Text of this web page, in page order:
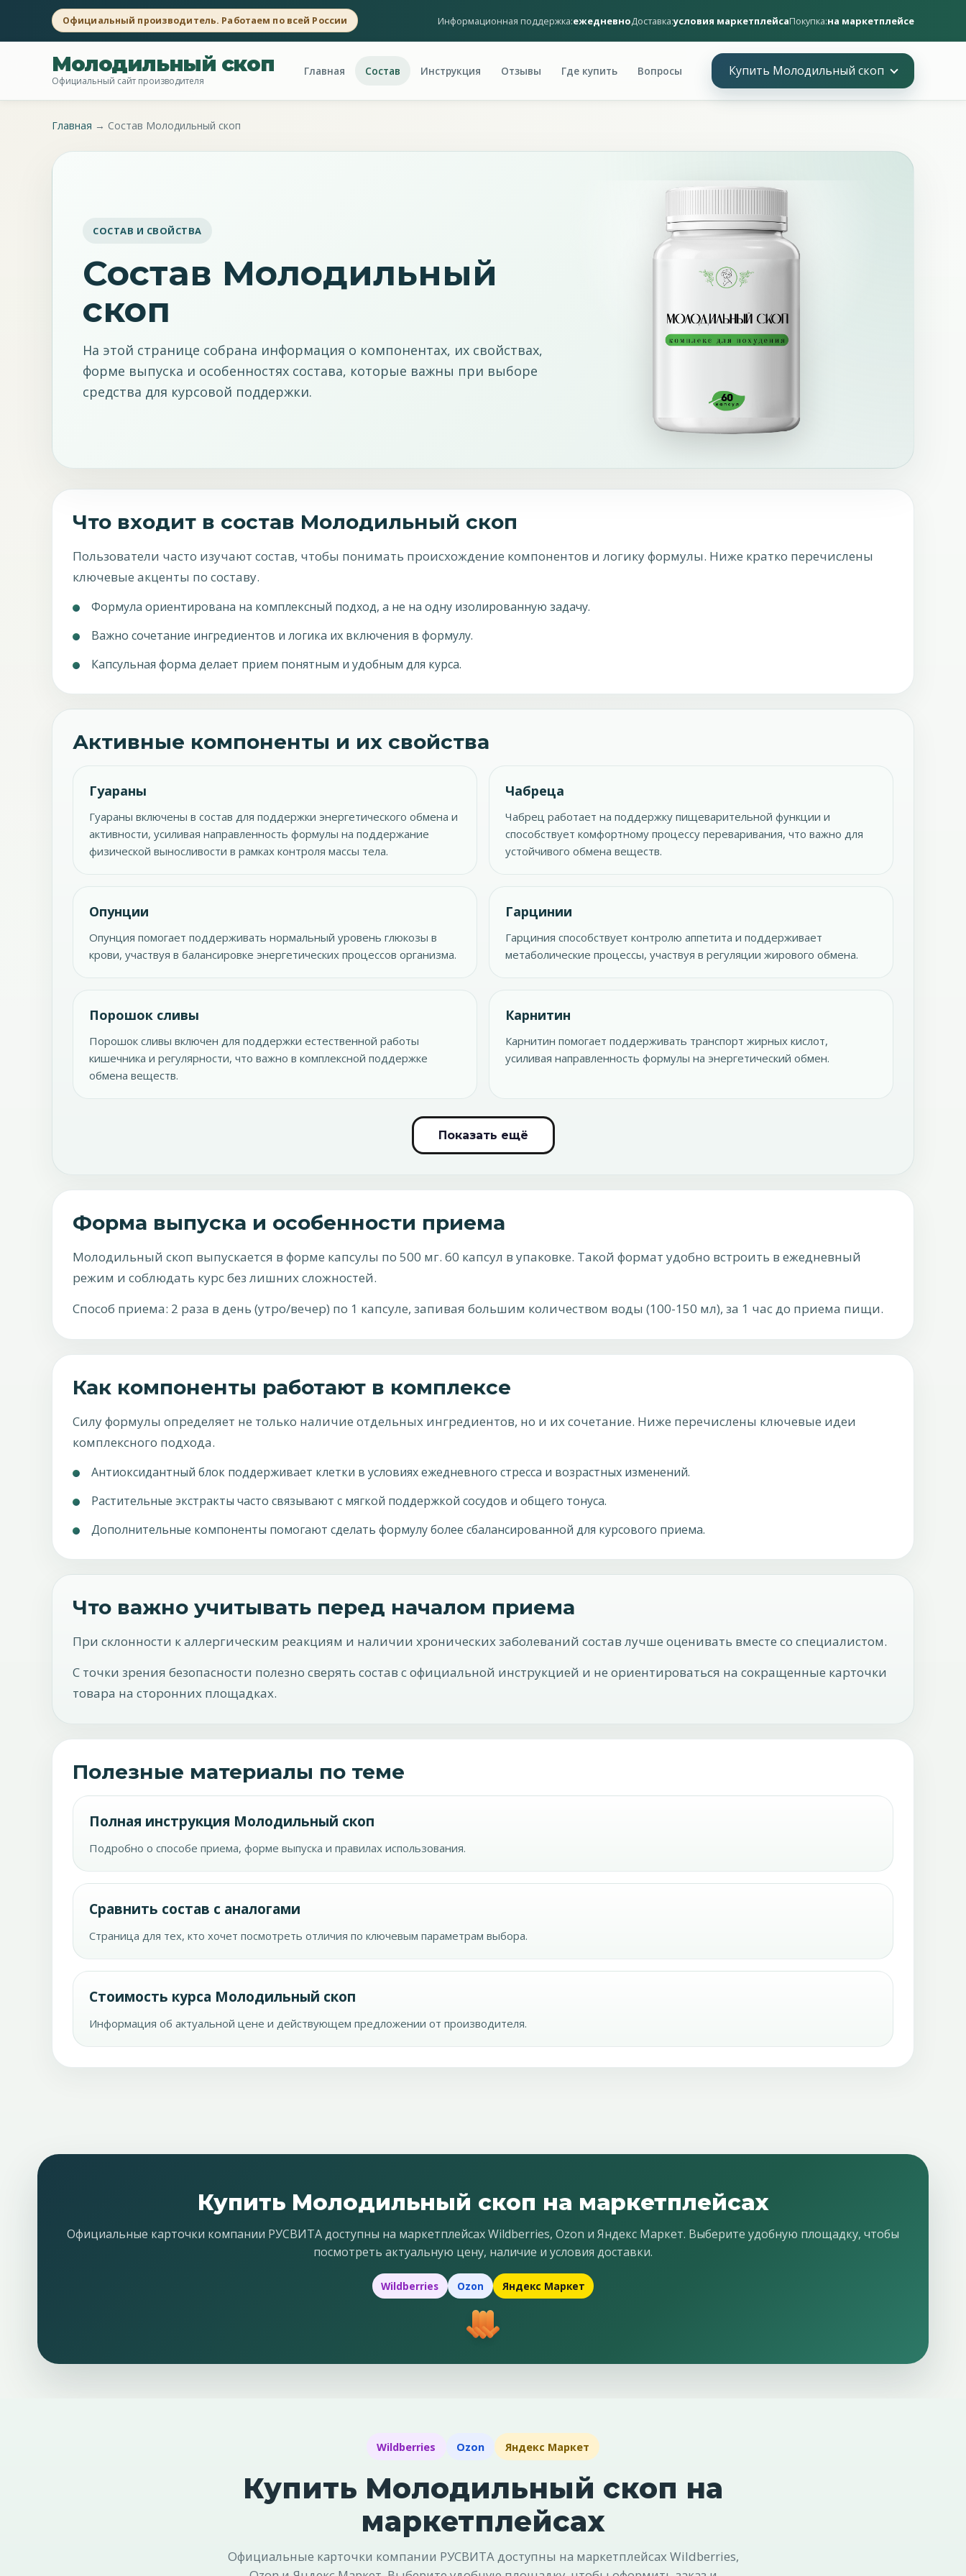
Официальный производитель. Работаем по всей России Информационная поддержка:ежедневноДоставка:условия маркетплейсаПокупка:на маркетплейсе
Молодильный скоп
Официальный сайт производителя
Главная Состав Инструкция Отзывы Где купить Вопросы Купить Молодильный скоп
Главная → Состав Молодильный скоп
СОСТАВ И СВОЙСТВА
Состав Молодильный
скоп
На этой странице собрана информация о компонентах, их свойствах,
форме выпуска и особенностях состава, которые важны при выборе
средства для курсовой поддержки.
Что входит в состав Молодильный скоп
Пользователи часто изучают состав, чтобы понимать происхождение компонентов и логику формулы. Ниже кратко перечислены
ключевые акценты по составу.
Формула ориентирована на комплексный подход, а не на одну изолированную задачу.
Важно сочетание ингредиентов и логика их включения в формулу.
Капсульная форма делает прием понятным и удобным для курса.
Активные компоненты и их свойства
Гуараны
Гуараны включены в состав для поддержки энергетического обмена и
активности, усиливая направленность формулы на поддержание
физической выносливости в рамках контроля массы тела.
Чабреца
Чабрец работает на поддержку пищеварительной функции и
способствует комфортному процессу переваривания, что важно для
устойчивого обмена веществ.
Опунции
Опунция помогает поддерживать нормальный уровень глюкозы в
крови, участвуя в балансировке энергетических процессов организма.
Гарцинии
Гарциния способствует контролю аппетита и поддерживает
метаболические процессы, участвуя в регуляции жирового обмена.
Порошок сливы
Порошок сливы включен для поддержки естественной работы
кишечника и регулярности, что важно в комплексной поддержке
обмена веществ.
Карнитин
Карнитин помогает поддерживать транспорт жирных кислот,
усиливая направленность формулы на энергетический обмен.
Показать ещё
Форма выпуска и особенности приема
Молодильный скоп выпускается в форме капсулы по 500 мг. 60 капсул в упаковке. Такой формат удобно встроить в ежедневный
режим и соблюдать курс без лишних сложностей.
Способ приема: 2 раза в день (утро/вечер) по 1 капсуле, запивая большим количеством воды (100-150 мл), за 1 час до приема пищи.
Как компоненты работают в комплексе
Силу формулы определяет не только наличие отдельных ингредиентов, но и их сочетание. Ниже перечислены ключевые идеи
комплексного подхода.
Антиоксидантный блок поддерживает клетки в условиях ежедневного стресса и возрастных изменений.
Растительные экстракты часто связывают с мягкой поддержкой сосудов и общего тонуса.
Дополнительные компоненты помогают сделать формулу более сбалансированной для курсового приема.
Что важно учитывать перед началом приема
При склонности к аллергическим реакциям и наличии хронических заболеваний состав лучше оценивать вместе со специалистом.
С точки зрения безопасности полезно сверять состав с официальной инструкцией и не ориентироваться на сокращенные карточки
товара на сторонних площадках.
Полезные материалы по теме
Полная инструкция Молодильный скоп
Подробно о способе приема, форме выпуска и правилах использования.
Сравнить состав с аналогами
Страница для тех, кто хочет посмотреть отличия по ключевым параметрам выбора.
Стоимость курса Молодильный скоп
Информация об актуальной цене и действующем предложении от производителя.
Купить Молодильный скоп на маркетплейсах
Официальные карточки компании РУСВИТА доступны на маркетплейсах Wildberries, Ozon и Яндекс Маркет. Выберите удобную площадку, чтобы
посмотреть актуальную цену, наличие и условия доставки.
Wildberries Ozon Яндекс Маркет
Wildberries Ozon Яндекс Маркет
Купить Молодильный скоп на
маркетплейсах
Официальные карточки компании РУСВИТА доступны на маркетплейсах Wildberries,